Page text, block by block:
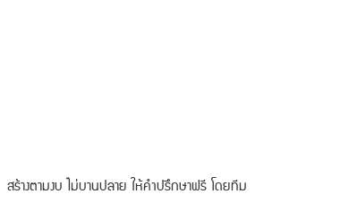
สร้างตามงบ ไม่บานปลาย ให้คำปรึกษาฟรี โดยทีม